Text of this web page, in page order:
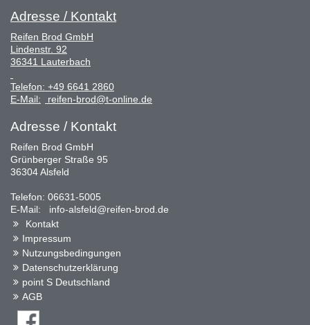
Adresse / Kontakt
Reifen Brod GmbH
Lindenstr. 92
36341 Lauterbach
Telefon: +49 6641 2860
E-Mail:
reifen-brod@t-online.de
Adresse / Kontakt
Reifen Brod GmbH
Grünberger Straße 95
36304 Alsfeld
Telefon: 06631-5005
E-Mail: info-alsfeld@reifen-brod.de
Kontakt
Impressum
Nutzungsbedingungen
Datenschutzerklärung
point S Deutschland
AGB